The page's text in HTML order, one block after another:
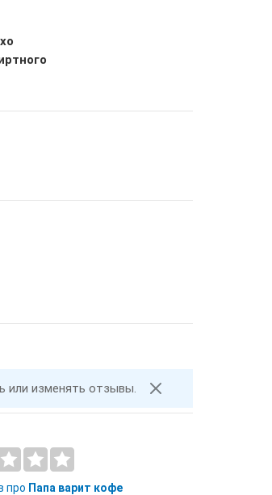
или изменять отзывы.
про Папа варит кофе